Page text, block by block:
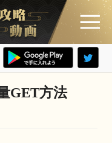
GET方法